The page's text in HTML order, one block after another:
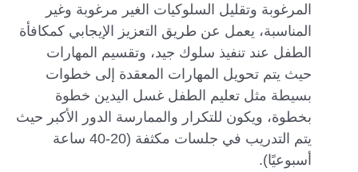
المرغوبة وتقليل السلوكيات الغير مرغوبة وغير
المناسبة، يعمل عن طريق التعزيز الإيجابي كمكافأة
الطفل عند تنفيذ سلوك جيد، وتقسيم المهارات
حيث يتم تحويل المهارات المعقدة إلى خطوات
بسيطة مثل تعليم الطفل غسل اليدين خطوة
بخطوة، ويكون للتكرار والممارسة الدور الأكبر حيث
يتم التدريب في جلسات مكثفة (20-40 ساعة
أسبوعيًا).